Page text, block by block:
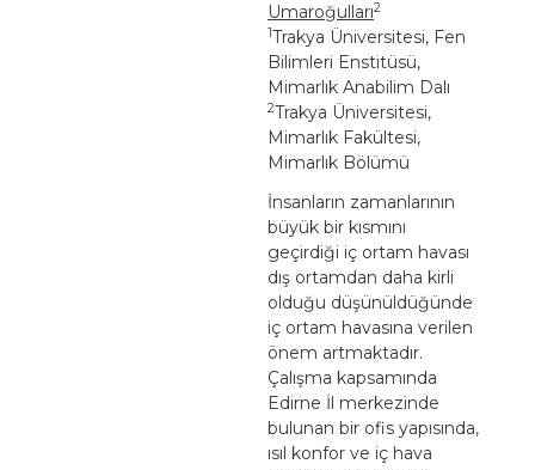
Umaroğulları2
1Trakya Üniversitesi, Fen
Bilimleri Enstitüsü,
Mimarlık Anabilim Dalı
2Trakya Üniversitesi,
Mimarlık Fakültesi,
Mimarlık Bölümü
İnsanların zamanlarının
büyük bir kısmını
geçirdiği iç ortam havası
dış ortamdan daha kirli
olduğu düşünüldüğünde
iç ortam havasına verilen
önem artmaktadır.
Çalışma kapsamında
Edirne İl merkezinde
bulunan bir ofis yapısında,
ısıl konfor ve iç hava